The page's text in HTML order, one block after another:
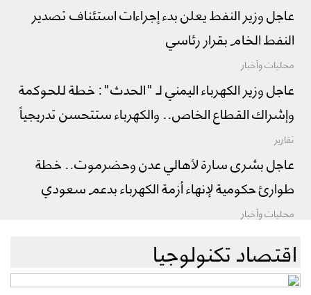
عاجل وزير النفط يعلن بدء إجراءات استئناف تصدير
النفط الخام بقرار رئاسي
محليات وأخبار
عاجل وزير الكهرباء اليمني لـ "الحدث": خطة للحوكمة
وإشراك القطاع الخاص.. والكهرباء ستتحسن تدريجياً
تقارير
عاجل بشرى سارة لأهالي عدن وحضرموت.. خطة
طوارئ حكومية لإنهاء أزمة الكهرباء بدعم سعودي
محليات وأخبار
اقتصاد تكنولوجيا